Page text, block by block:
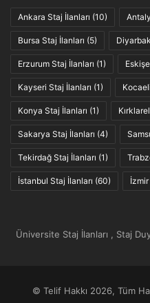
Ankara Staj İlanları (10)
Bursa Staj İlanları (5)
Erzurum Staj İlanları (1)
Kayseri Staj İlanları (1)
Konya Staj İlanları (1)
Sakarya Staj İlanları (4)
Tekirdağ Staj İlanları (1)
İstanbul Staj İlanları (60) İzmir
Üniversite Staj İlanları , Staj
© Telif Hakkı 2026, Tüm